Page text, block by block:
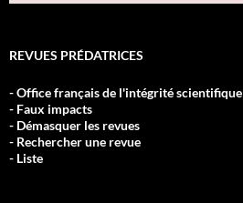
REVUES PRÉDATRICES
- Office français de l'intégrité scientifique
- Faux impacts
- Démasquer les revues
- Rechercher une revue
- Liste